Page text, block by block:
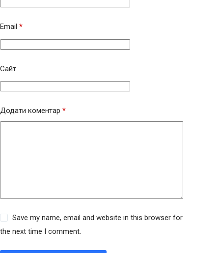
Email *
Сайт
Додати коментар *
Save my name, email and website in this browser for
the next time I comment.